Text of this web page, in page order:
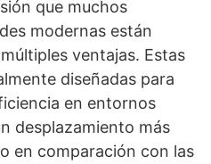
que muchos
modernas están
ventajas. Estas
diseñadas para
en entornos
desplazamiento más
en comparación con las